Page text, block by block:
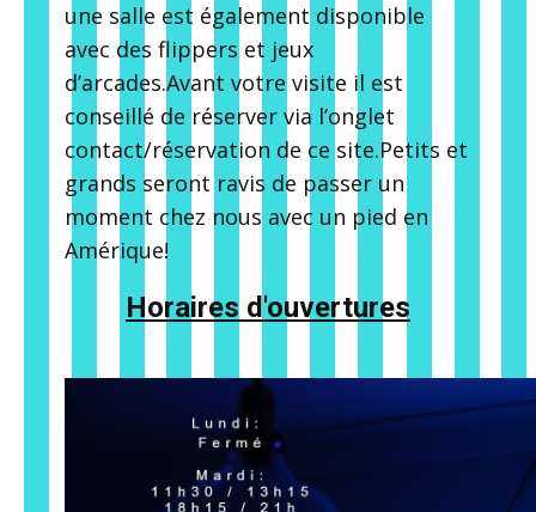
une salle est également disponible
avec des flippers et jeux
d’arcades.Avant votre visite il est
conseillé de réserver via l’onglet
contact/réservation de ce site.Petits et
grands seront ravis de passer un
moment chez nous avec un pied en
Amérique!
Horaires d'ouvertures